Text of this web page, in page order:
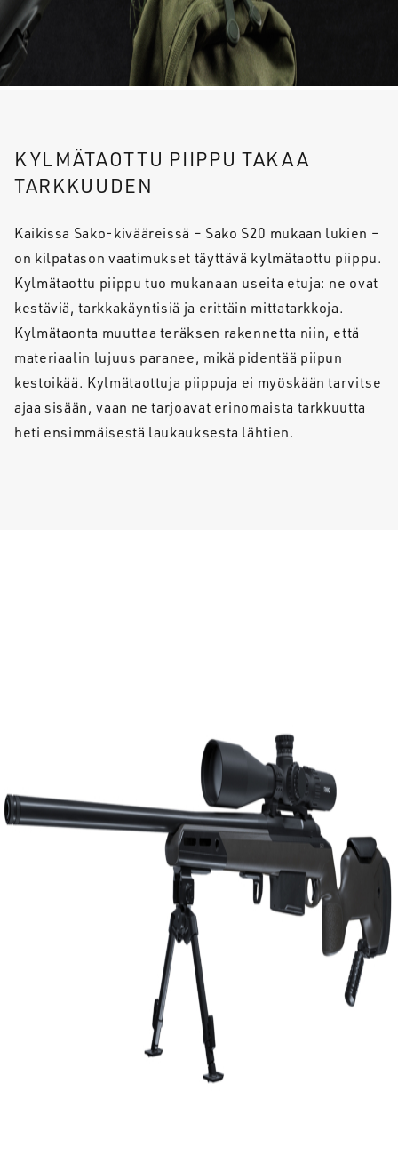
KYLMÄTAOTTU PIIPPU TAKAA
TARKKUUDEN
Kaikissa Sako-kivääreissä – Sako S20 mukaan lukien –
on kilpatason vaatimukset täyttävä kylmätaottu piippu.
Kylmätaottu piippu tuo mukanaan useita etuja: ne ovat
kestäviä, tarkkakäyntisiä ja erittäin mittatarkkoja.
Kylmätaonta muuttaa teräksen rakennetta niin, että
materiaalin lujuus paranee, mikä pidentää piipun
kestoikää. Kylmätaottuja piippuja ei myöskään tarvitse
ajaa sisään, vaan ne tarjoavat erinomaista tarkkuutta
heti ensimmäisestä laukauksesta lähtien.